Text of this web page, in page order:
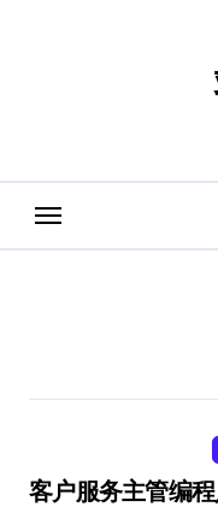
客户服务主管编程